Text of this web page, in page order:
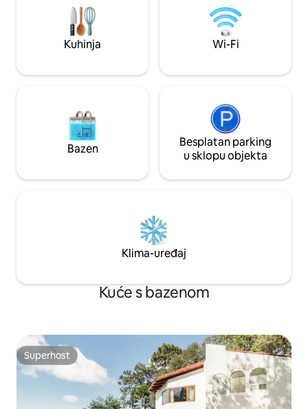
bazenu i kušati naš svježe pripremljen
meksički doručak!
dining room
Airbnb homes in
Kuhinja Wi-Fi
Bazen
Besplatan parking
u sklopu objekta
Klima-uređaj
Kuće s bazenom
Superhost
Superhost